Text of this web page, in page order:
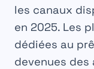
les canaux
en 2025. Les
dédiées au
devenues des